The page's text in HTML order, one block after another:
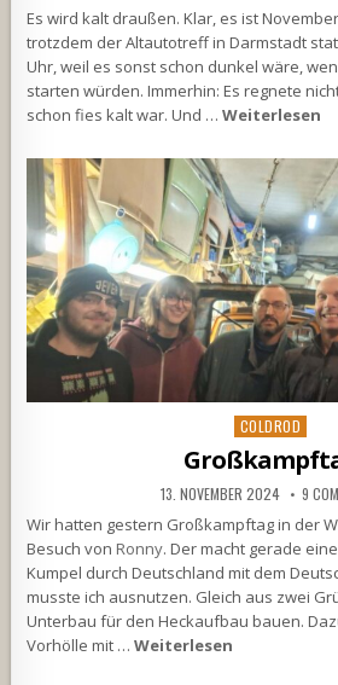
Es wird kalt draußen. Klar, es ist
trotzdem der Altautotreff in Darmstadt
Uhr, weil es sonst schon dunkel wäre,
starten würden. Immerhin: Es regnete
schon fies kalt war. Und …Weiterlesen
Posted
in
COLDROD
13. NOVEMBER 2024 9
Wir hatten gestern Großkampftag in der
Besuch von Ronny. Der macht gerade
Kumpel durch Deutschland mit dem
musste ich ausnutzen. Gleich aus zwei
Unterbau für den Heckaufbau bauen.
Vorhölle mit …Weiterlesen